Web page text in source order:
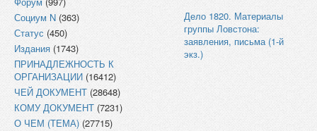
Социум N (363)
Статус (450)
Издания (1743)
ПРИНАДЛЕЖНОСТЬ К
ОРГАНИЗАЦИИ (16412)
ЧЕЙ ДОКУМЕНТ (28648)
КОМУ ДОКУМЕНТ (7231)
О ЧЕМ (ТЕМА) (27715)
Дело 1820. Материалы
группы Ловстона:
заявления, письма (1-й
экз.)